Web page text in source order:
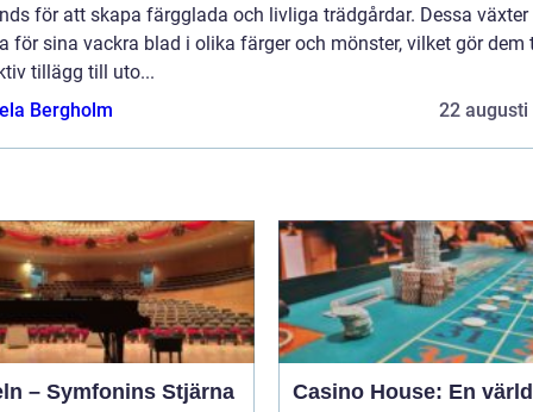
för att skapa färgglada och livliga trädgårdar. Dessa växter
för sina vackra blad i olika färger och mönster, vilket gör dem
tillägg till uto...
Bergholm
22 augusti
– Symfonins Stjärna
Casino House: En